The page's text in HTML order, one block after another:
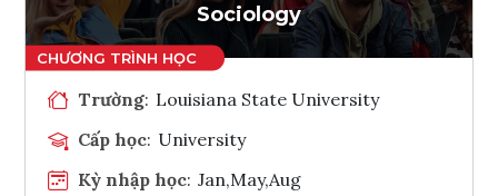
Sociology
Trường: Louisiana State University
Cấp học: University
Kỳ nhập học: Jan,May,Aug